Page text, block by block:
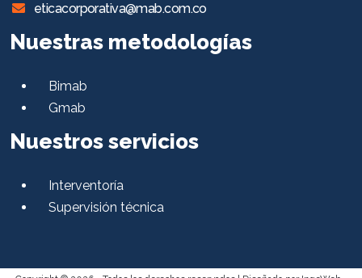
eticacorporativa@mab.com.co
Nuestras metodologías
Bimab
Gmab
Nuestros servicios
Interventoría
Supervisión técnica